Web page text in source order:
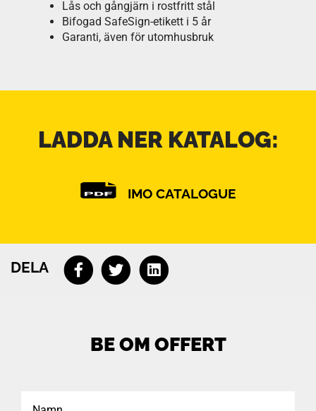
Lås och gångjärn i rostfritt stål
Bifogad SafeSign-etikett i 5 år
Garanti, även för utomhusbruk
LADDA NER KATALOG:
IMO CATALOGUE
DELA
BE OM OFFERT